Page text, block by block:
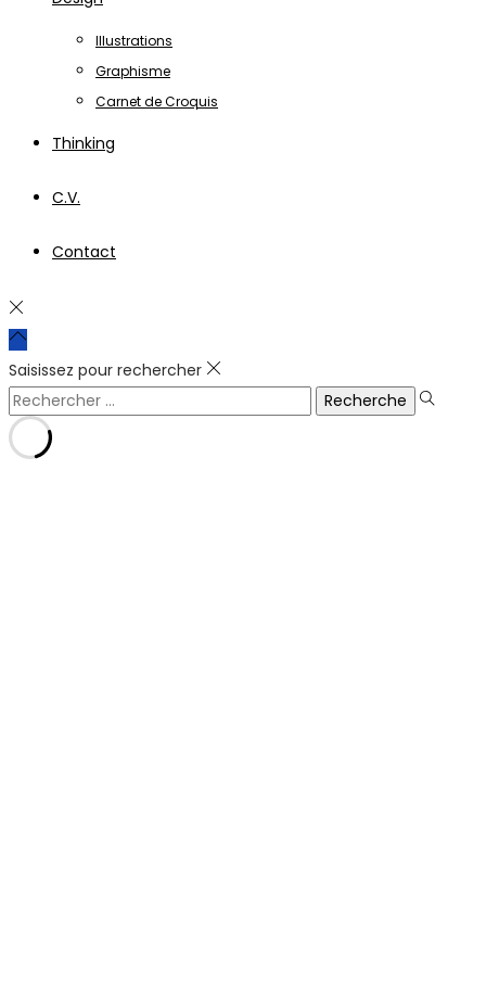
Illustrations
Graphisme
Carnet de Croquis
Thinking
C.V.
Contact
Saisissez pour rechercher
Rechercher
pour :